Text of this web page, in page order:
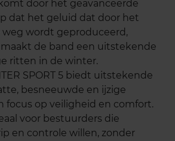
door het geavanceerde
dat het geluid dat door het
wordt geproduceerd,
de band een uitstekende
ritten in de winter.
SPORT 5 biedt uitstekende
besneeuwde en ijzige
focus op veiligheid en comfort.
voor bestuurders die
en controle willen, zonder